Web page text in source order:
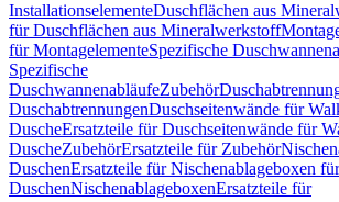
InstallationselementeDuschflächen aus
für Duschflächen aus Mineralwerkstoff
für MontagelementeSpezifische
Spezifische
DuschwannenabläufeZubehör
DuschabtrennungenDuschseitenwände für
DuscheErsatzteile für Duschseitenwände für
DuscheZubehörErsatzteile für Zubehör
DuschenErsatzteile für Nischenablageboxen für
DuschenNischenablageboxenErsatzteile für